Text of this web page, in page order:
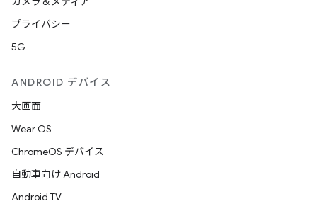
プライバシー
5G
ANDROID デバイス
大画面
Wear OS
ChromeOS デバイス
自動車向け Android
Android TV